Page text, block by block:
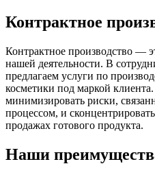
Контрактное
Контрактное производство —
нашей деятельности. В
предлагаем услуги по
косметики под маркой
минимизировать риски,
процессом, и
продажах готового продукта.
Наши